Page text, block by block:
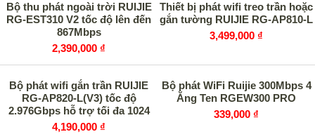
Bộ thu phát ngoài trời RUIJIE
RG-EST310 V2 tốc độ lên đến
867Mbps
2,390,000 ₫
Thiết bị phát wifi treo trần hoặc
gắn tường RUIJIE RG-AP810-L
3,499,000 ₫
Bộ phát wifi gắn trần RUIJIE
RG-AP820-L(V3) tốc độ
2.976Gbps hỗ trợ tối đa 1024
người dùng
4,190,000 ₫
Bộ phát WiFi Ruijie 300Mbps 4
Ăng Ten RGEW300 PRO
339,000 ₫